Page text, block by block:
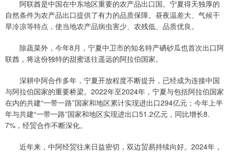
阿联酋是中国在中东地区重要的农产品出口国。宁夏得天独厚的
自然条件为农产品出口提供了有力的品质保障。昼夜温差大、气候干
旱冷凉等特点，使当地农产品病虫害少、农残低、品质优良。
除蔬菜外，今年8月，宁夏中卫市的知名特产硒砂瓜也首次出口阿
联酋，将这份独特的甜蜜送往遥远的阿拉伯国家。
深耕中阿合作多年，宁夏开放程度不断提升，已经成为连接中国
与阿拉伯国家的重要桥梁。2022年至2024年，宁夏与包括阿拉伯国家
在内的共建“一带一路”国家和地区累计实现进出口294亿元；今年上半
年与共建“一带一路”国家和地区实现进出口51.2亿元，同比增长8.
7%，经贸合作不断深化。
近年来，中阿经贸往来日益密切，双边贸易持续向好。2024年，